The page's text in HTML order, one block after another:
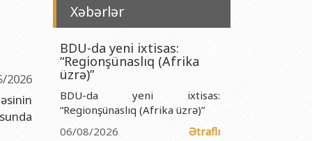
adına Kataliz və Qeyri-üzvi Kimya İnstitutu
və Mexanika İnstitutu
Biologiya və Biotexnologiyalar İnstitutu
2026
Xəbərlər
BDU-da yeni ixtisas:
“Regionşünaslıq (Afrika
üzrə)”
BDU-da yeni ixtisas:
“Regionşünaslıq (Afrika üzrə)”
06/08/2026
Ətraflı